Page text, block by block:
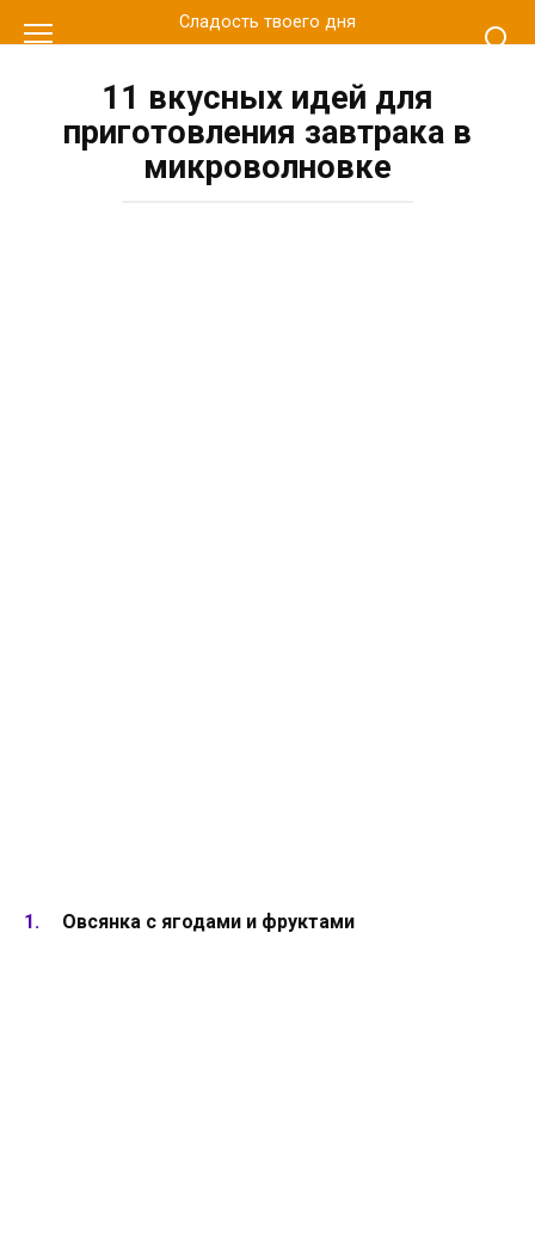
к
Сладость твоего дня
11 вкусных идей для
приготовления завтрака в
микроволновке
Овсянка с ягодами и фруктами